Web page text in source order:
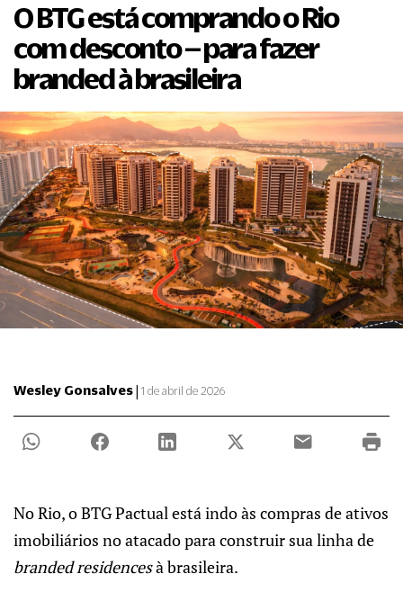
O BTG está comprando o Rio
com desconto – para fazer
branded à brasileira
Wesley Gonsalves| 1 de abril de 2026
No Rio, o BTG Pactual está indo às compras de ativos
imobiliários no atacado para construir sua linha de
branded residencesà brasileira.